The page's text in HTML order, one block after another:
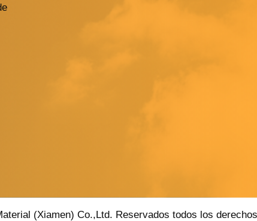
(Xiamen) Co.,Ltd. Reservados todos los